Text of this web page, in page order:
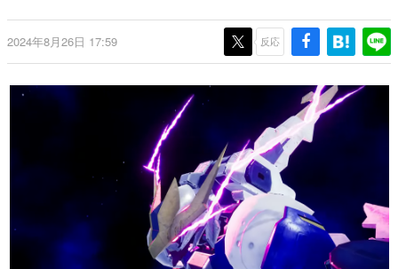
一先生によるゲーム業界レポートマンガです。
なんでゲームは面白い？
具体的な形から解き明かしていく、硬派で骨太な評論連載
ゲームが変えた日本語
「経験値」「裏技」「ラスボス」… ゲームにまつわる言葉
の起源や用法の変遷を、コンピューター文化史研究家・タ
イニーP氏が徹底調査。
カテゴリ
特集記事
2024年8月26日 17:59 反応